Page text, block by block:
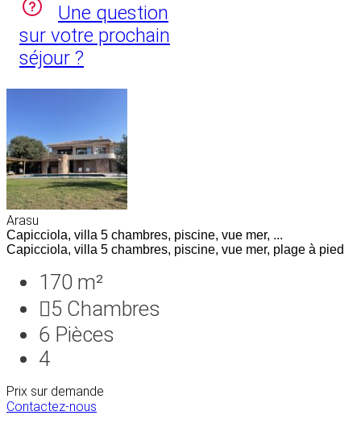
Une question
sur votre prochain
séjour ?
Arasu
Capicciola, villa 5 chambres, piscine, vue mer, ...
Capicciola, villa 5 chambres, piscine, vue mer, plage à pied
170 m²
5 Chambres
6 Pièces
4
Prix sur demande
Contactez-nous